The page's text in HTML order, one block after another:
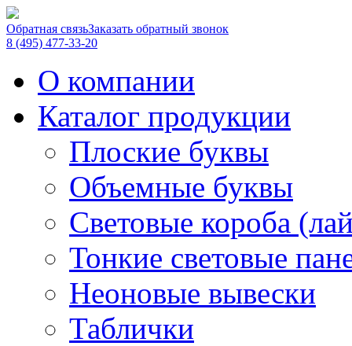
Обратная связьЗаказать обратный звонок
8 (495) 477-33-20
О компании
Каталог продукции
Плоские буквы
Объемные буквы
Световые короба
Тонкие световые
Неоновые вывески
Таблички